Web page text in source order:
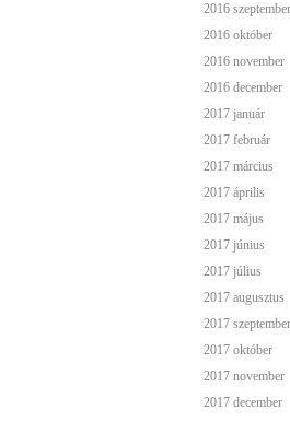
2016 szeptember
2016 október
2016 november
2016 december
2017 január
2017 február
2017 március
2017 április
2017 május
2017 június
2017 július
2017 augusztus
2017 szeptember
2017 október
2017 november
2017 december